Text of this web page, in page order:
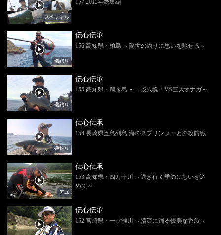
スペシャル
157 2015年総集編
磯釣り
伝心伝承
156 高知県・柏島 ～隔世の釣りに思いを馳せる～
磯釣り
伝心伝承
155 高知県・鵜来島 ～一投入魂！VS巨大オナガ～
磯釣り
伝心伝承
154 長崎県五島列島 海のスプリンターとの攻防戦
アユ
伝心伝承
153 高知県・四万十川 ～過ぎ行く季節に想いを込
めて～
伝心伝承
152 宮崎県・一ツ瀬川 ～清流に踊る優美な香魚～